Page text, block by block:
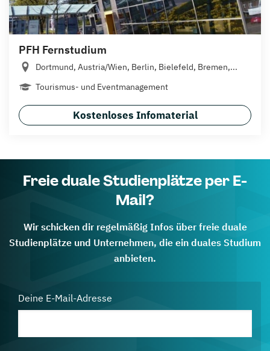
PFH Fernstudium
Dortmund, Austria/Wien, Berlin, Bielefeld, Bremen,...
Tourismus- und Eventmanagement
Kostenloses Infomaterial
Freie duale Studienplätze per E-
Mail?
Wir schicken dir regelmäßig Infos über freie duale
Studienplätze und Unternehmen, die ein duales Studium
anbieten.
Deine E-Mail-Adresse